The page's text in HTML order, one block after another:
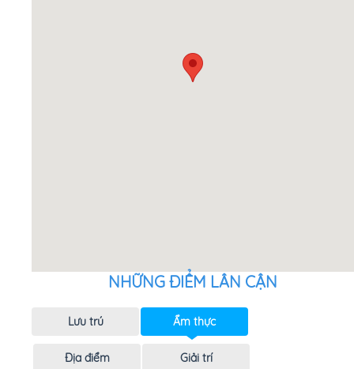
NHỮNG ĐIỂM LÂN CẬN
Lưu trú Ẩm thực
Địa điểm Giải trí